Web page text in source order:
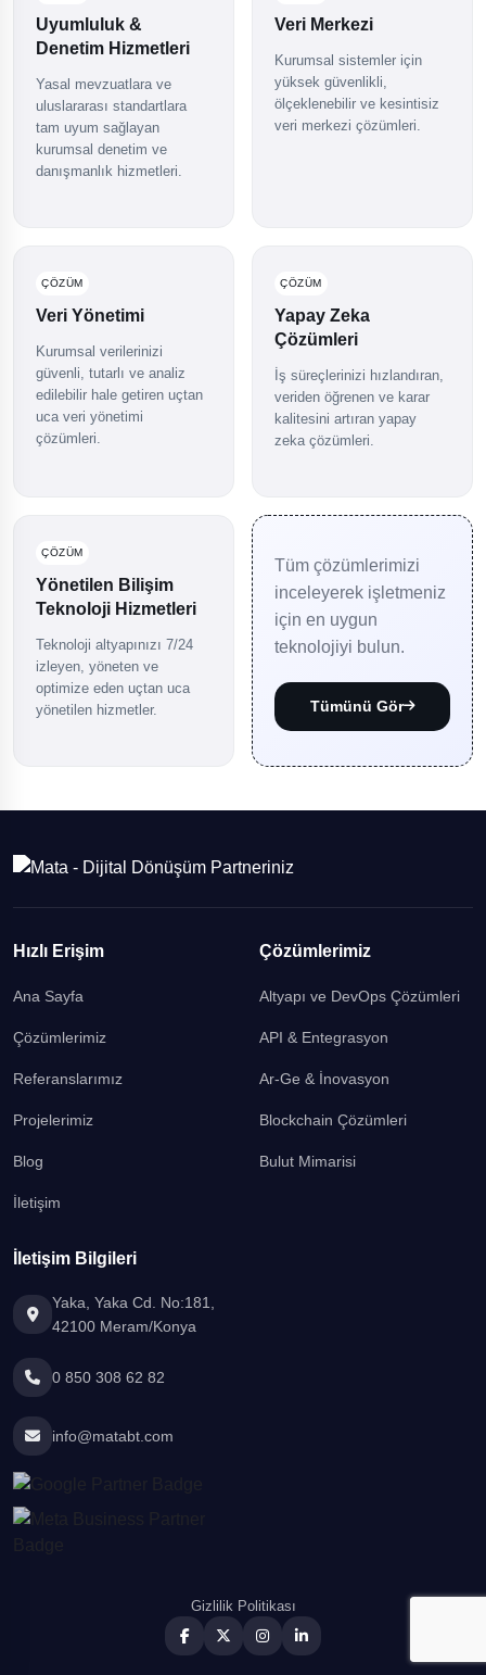
Uyumluluk &
Denetim Hizmetleri
Yasal mevzuatlara ve
uluslararası standartlara
tam uyum sağlayan
kurumsal denetim ve
danışmanlık hizmetleri.
Veri Merkezi
Kurumsal sistemler için
yüksek güvenlikli,
ölçeklenebilir ve kesintisiz
veri merkezi çözümleri.
ÇÖZÜM
Veri Yönetimi
Kurumsal verilerinizi
güvenli, tutarlı ve analiz
edilebilir hale getiren uçtan
uca veri yönetimi
çözümleri.
ÇÖZÜM
Yapay Zeka
Çözümleri
İş süreçlerinizi hızlandıran,
veriden öğrenen ve karar
kalitesini artıran yapay
zeka çözümleri.
ÇÖZÜM
Yönetilen Bilişim
Teknoloji Hizmetleri
Teknoloji altyapınızı 7/24
izleyen, yöneten ve
optimize eden uçtan uca
yönetilen hizmetler.
Tüm çözümlerimizi
inceleyerek işletmeniz
için en uygun
teknolojiyi bulun.
Tümünü Gör
Hızlı Erişim
Ana Sayfa
Çözümlerimiz
Referanslarımız
Projelerimiz
Blog
İletişim
Çözümlerimiz
Altyapı ve DevOps Çözümleri
API & Entegrasyon
Ar-Ge & İnovasyon
Blockchain Çözümleri
Bulut Mimarisi
İletişim Bilgileri
Yaka, Yaka Cd. No:181,
42100 Meram/Konya
0 850 308 62 82
info@matabt.com
Gizlilik Politikası